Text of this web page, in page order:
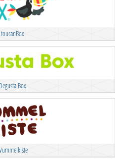
toucanBox
Degusta Box